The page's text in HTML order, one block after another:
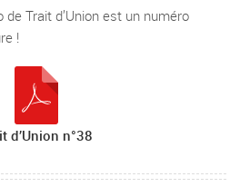
Trait d’Union est un numéro
!
d’Union n°38